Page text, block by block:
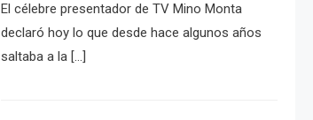
El célebre presentador de TV Mino Monta
declaró hoy lo que desde hace algunos años
saltaba a la […]